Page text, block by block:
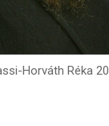
Horváth Réka